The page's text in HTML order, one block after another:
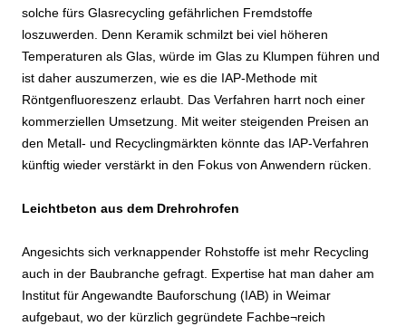
solche fürs Glasrecycling gefährlichen Fremdstoffe
loszuwerden. Denn Keramik schmilzt bei viel höheren
Temperaturen als Glas, würde im Glas zu Klumpen führen und
ist daher auszumerzen, wie es die IAP-Methode mit
Röntgenfluoreszenz erlaubt. Das Verfahren harrt noch einer
kommerziellen Umsetzung. Mit weiter steigenden Preisen an
den Metall- und Recyclingmärkten könnte das IAP-Verfahren
künftig wieder verstärkt in den Fokus von Anwendern rücken.
Leichtbeton aus dem Drehrohrofen
Angesichts sich verknappender Rohstoffe ist mehr Recycling
auch in der Baubranche gefragt. Expertise hat man daher am
Institut für Angewandte Bauforschung (IAB) in Weimar
aufgebaut, wo der kürzlich gegründete Fachbe¬reich